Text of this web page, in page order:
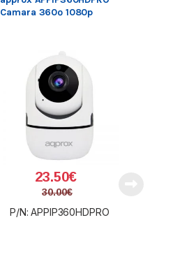
Camara 360º 1080p
23.50€
30.00€
P/N: APPIP360HDPRO